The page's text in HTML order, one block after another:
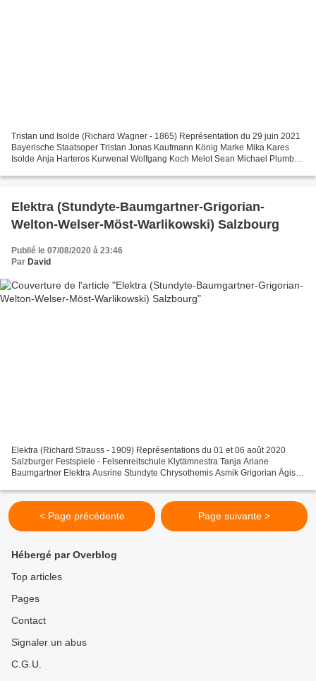
Tristan und Isolde (Richard Wagner - 1865) Représentation du 29 juin 2021
Bayerische Staatsoper Tristan Jonas Kaufmann König Marke Mika Kares
Isolde Anja Harteros Kurwenal Wolfgang Koch Melot Sean Michael Plumb
Elektra (Stundyte-Baumgartner-Grigorian-
Welton-Welser-Möst-Warlikowski) Salzbourg
Publié le 07/08/2020 à 23:46
Par David
Elektra (Richard Strauss - 1909) Représentations du 01 et 06 août 2020
Salzburger Festspiele - Felsenreitschule Klytämnestra Tanja Ariane
Baumgartner Elektra Ausrine Stundyte Chrysothemis Asmik Grigorian Ägisth
< Page précédente Page suivante >
Hébergé par Overblog
Top articles
Pages
Contact
Signaler un abus
C.G.U.